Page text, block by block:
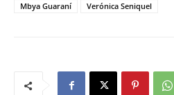
Mbya Guaraní
Verónica Seniquel